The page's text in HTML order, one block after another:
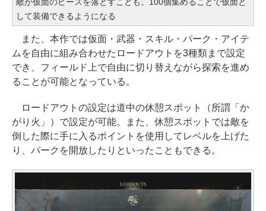
敵が仮面のピースを落とすことも。100個集めることで仮面と
して装備できるようになる
また、本作では仮面・武器・スキル・パーク・アイテ
ムを自由に組み合わせたロードアウトを3種類まで設定
でき、フィールド上で自由に切り替えながら探索を進め
ることが可能となっている。
ロードアウトの設定は道中の休憩スポット（所謂「か
がり火」）で設定が可能。また、休憩スポットでは敵を
倒した際に手に入るポイントを使用してレベルを上げた
り、パークを開放したりといったこともできる。